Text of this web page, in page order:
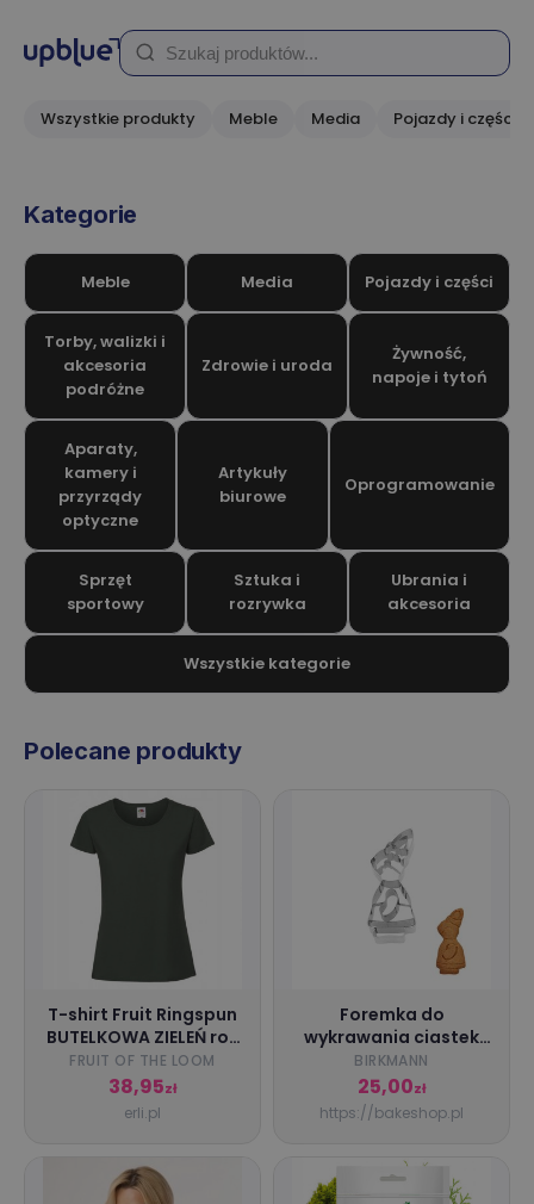
Wszystkie produkty Meble Media Pojazdy i części
Kategorie
Meble Media Pojazdy i części
Torby, walizki i
akcesoria
podróżne
Zdrowie i uroda
Żywność,
napoje i tytoń
Aparaty,
kamery i
przyrządy
optyczne
Artykuły
biurowe
Oprogramowanie
Sprzęt
sportowy
Sztuka i
rozrywka
Ubrania i
akcesoria
Wszystkie kategorie
Polecane produkty
T-shirt Fruit Ringspun
BUTELKOWA ZIELEŃ roz
L
FRUIT OF THE LOOM
38,95zł
erli.pl
Foremka do
wykrawania ciastek
Pani Zając 8 cm /
Birkmann
BIRKMANN
25,00zł
https://bakeshop.pl